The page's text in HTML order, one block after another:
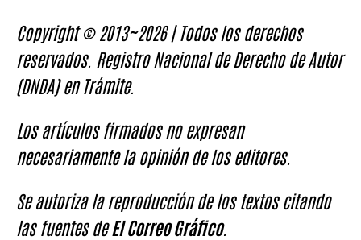
Copyright © 2013~2026 | Todos los derechos
reservados. Registro Nacional de Derecho de Autor
(DNDA) en Trámite.
Los artículos firmados no expresan
necesariamente la opinión de los editores.
Se autoriza la reproducción de los textos citando
las fuentes deEl Correo Gráfico.